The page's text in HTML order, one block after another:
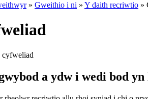
» Gweithio i ni » Y daith recriwtio »
a ydw i wedi bod